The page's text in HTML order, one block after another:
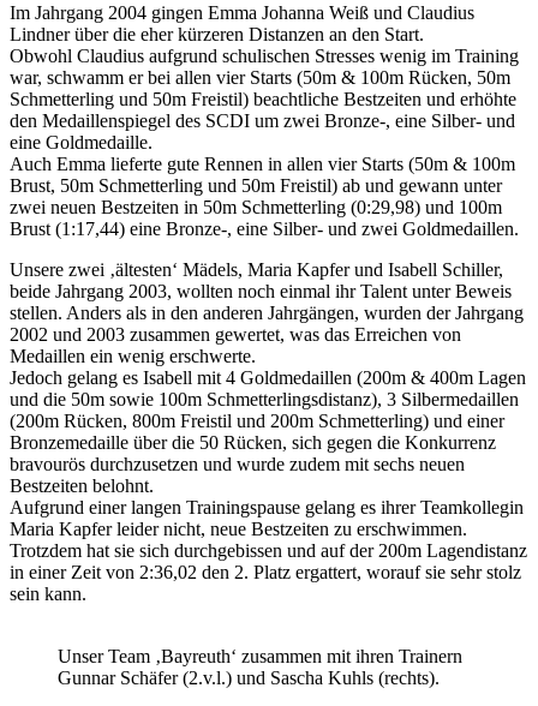
Im Jahrgang 2004 gingen Emma Johanna Weiß und Claudius
Lindner über die eher kürzeren Distanzen an den Start.
Obwohl Claudius aufgrund schulischen Stresses wenig im Training
war, schwamm er bei allen vier Starts (50m & 100m Rücken, 50m
Schmetterling und 50m Freistil) beachtliche Bestzeiten und erhöhte
den Medaillenspiegel des SCDI um zwei Bronze-, eine Silber- und
eine Goldmedaille.
Auch Emma lieferte gute Rennen in allen vier Starts (50m & 100m
Brust, 50m Schmetterling und 50m Freistil) ab und gewann unter
zwei neuen Bestzeiten in 50m Schmetterling (0:29,98) und 100m
Brust (1:17,44) eine Bronze-, eine Silber- und zwei Goldmedaillen.
Unsere zwei ‚ältesten‘ Mädels, Maria Kapfer und Isabell Schiller,
beide Jahrgang 2003, wollten noch einmal ihr Talent unter Beweis
stellen. Anders als in den anderen Jahrgängen, wurden der Jahrgang
2002 und 2003 zusammen gewertet, was das Erreichen von
Medaillen ein wenig erschwerte.
Jedoch gelang es Isabell mit 4 Goldmedaillen (200m & 400m Lagen
und die 50m sowie 100m Schmetterlingsdistanz), 3 Silbermedaillen
(200m Rücken, 800m Freistil und 200m Schmetterling) und einer
Bronzemedaille über die 50 Rücken, sich gegen die Konkurrenz
bravourös durchzusetzen und wurde zudem mit sechs neuen
Bestzeiten belohnt.
Aufgrund einer langen Trainingspause gelang es ihrer Teamkollegin
Maria Kapfer leider nicht, neue Bestzeiten zu erschwimmen.
Trotzdem hat sie sich durchgebissen und auf der 200m Lagendistanz
in einer Zeit von 2:36,02 den 2. Platz ergattert, worauf sie sehr stolz
sein kann.
Unser Team ‚Bayreuth‘ zusammen mit ihren Trainern
Gunnar Schäfer (2.v.l.) und Sascha Kuhls (rechts).